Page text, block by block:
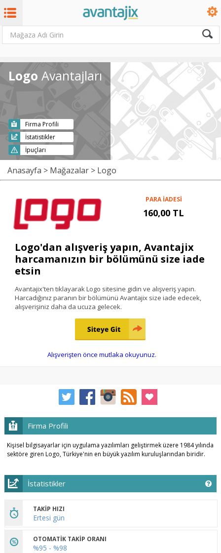
Logo Avantajları
Firma Profili
İstatistikler
İpuçları
Anasayfa > Mağazalar > Logo
PARA İADESİ
160,00 TL
Logo'dan alışveriş yapın, Avantajix
harcamanızın bir bölümünü size iade
etsin
Avantajix'ten tıklayarak Logo sitesine gidin ve alışveriş yapın.
Harcadığınız paranın bir bölümünü Avantajix size iade edecek,
alışverişiniz daha da ucuza gelecek.
Alışverişten önce mutlaka okuyunuz.
Firma Profili
​Kişisel bilgisayarlar için uygulama yazılımları geliştirmek üzere 1984 yılında
sektöre giren Logo, Türkiye'nin en büyük yazılım kuruluşlarından biridir.
İstatistikler
TAKİP HIZI
Ertesi gün
OTOMATİK TAKİP ORANI
%95 - %98